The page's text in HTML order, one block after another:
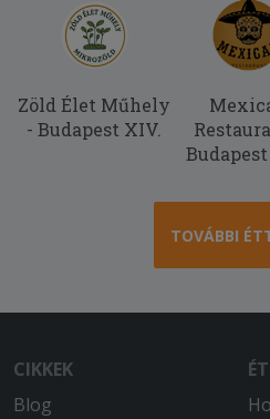
Zöld Élet Műhely
- Budapest XIV.
TOVÁBBI
CIKKEK
Blog